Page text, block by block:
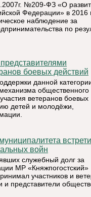
№209-ФЗ «О
Федерации» в 2016
наблюдение за
по
боевых действий
данной
общественного
ветеранов боевых
детей и молодёжи,
войн
служебный долг за
МР «Княжпогостский»
участников и
и представители